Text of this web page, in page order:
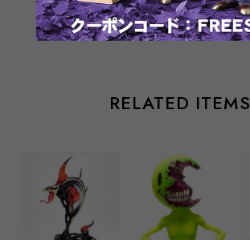
通報する
RELATED ITEMS